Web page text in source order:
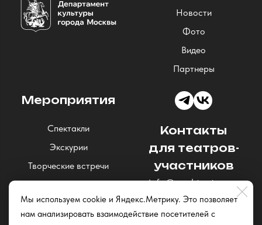
Мы используем cookie и Яндекс.Метрику. Это позволяет
нам анализировать взаимодействие посетителей с
Новости
Фото
Видео
Партнеры
Мероприятия
Спектакли
Экскурии
Творческие встречи
Концерты
Читки и открытые
репетиции
Контакты
для театров-
участников
info@nochteatrov.ru